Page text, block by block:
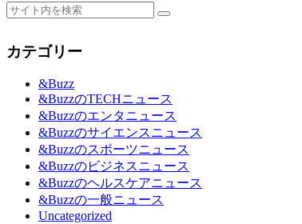
カテゴリー
&Buzz
&BuzzのTECHニュース
&Buzzのエンタニュース
&Buzzのサイエンスニュース
&Buzzのスポーツニュース
&Buzzのビジネスニュース
&Buzzのヘルスケアニュース
&Buzzの一般ニュース
Uncategorized